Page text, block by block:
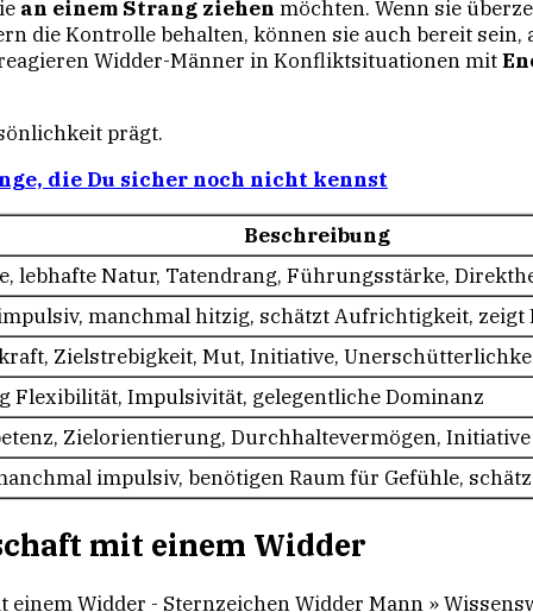
an einem Strang ziehen möchten. Wenn sie
die Kontrolle behalten, können sie auch bereit
Widder-Männer in Konfliktsituationen mit
prägt.
die Du sicher noch nicht kennst
Beschreibung
lebhafte Natur, Tatendrang, Führungsstärke,
manchmal hitzig, schätzt Aufrichtigkeit, zeigt
Zielstrebigkeit, Mut, Initiative,
Flexibilität, Impulsivität, gelegentliche Dominanz
Zielorientierung, Durchhaltevermögen, Initiative
impulsiv, benötigen Raum für Gefühle,
mit einem Widder